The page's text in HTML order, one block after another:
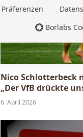
Nico Schlotterbeck
„Der VfB drückte
6. April 2026
Präferenzen
Borlabs